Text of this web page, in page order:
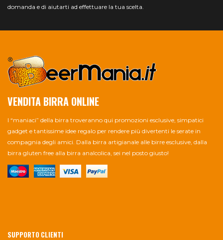
domanda e di aiutarti ad effettuare la tua scelta.
VENDITA BIRRA ONLINE
I “maniaci” della birra troveranno qui promozioni esclusive, simpatici
gadget e tantissime idee regalo per rendere più divertenti le serate in
compagnia degli amici. Dalla birra artigianale alle birre esclusive, dalla
birra gluten free alla birra analcolica, sei nel posto giusto!
SUPPORTO CLIENTI